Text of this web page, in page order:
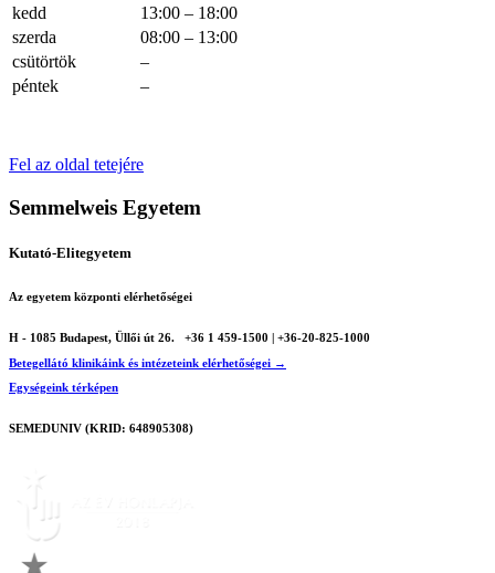
kedd
13:00 – 18:00
szerda
08:00 – 13:00
csütörtök
–
péntek
–
Fel az oldal tetejére
Semmelweis Egyetem
Kutató-Elitegyetem
Az egyetem központi elérhetőségei
H - 1085 Budapest, Üllői út 26.
+36 1 459-1500 | +36-20-825-1000
Betegellátó klinikáink és intézeteink elérhetőségei →
Egységeink térképen
SEMEDUNIV (KRID: 648905308)